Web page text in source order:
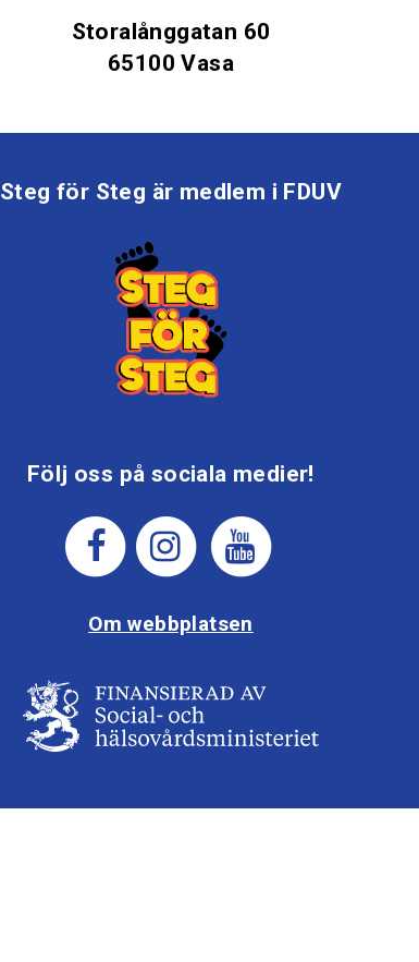
Storalånggatan 60
65100 Vasa
Steg för Steg är medlem i FDUV
Följ oss på sociala medier!
Om webbplatsen